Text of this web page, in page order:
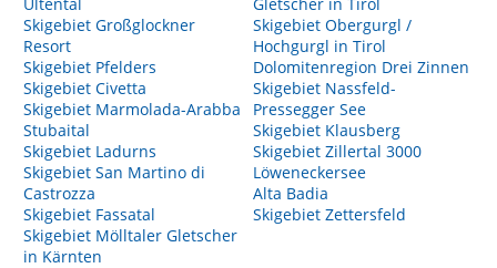
Skigebiet Großglockner
Resort
Skigebiet Pfelders
Skigebiet Civetta
Skigebiet Marmolada-Arabba
Stubaital
Skigebiet Ladurns
Skigebiet San Martino di
Castrozza
Skigebiet Fassatal
Skigebiet Mölltaler Gletscher
in Kärnten
Skigebiet Obergurgl /
Hochgurgl in Tirol
Dolomitenregion Drei Zinnen
Skigebiet Nassfeld-
Pressegger See
Skigebiet Klausberg
Skigebiet Zillertal 3000
Löweneckersee
Alta Badia
Skigebiet Zettersfeld